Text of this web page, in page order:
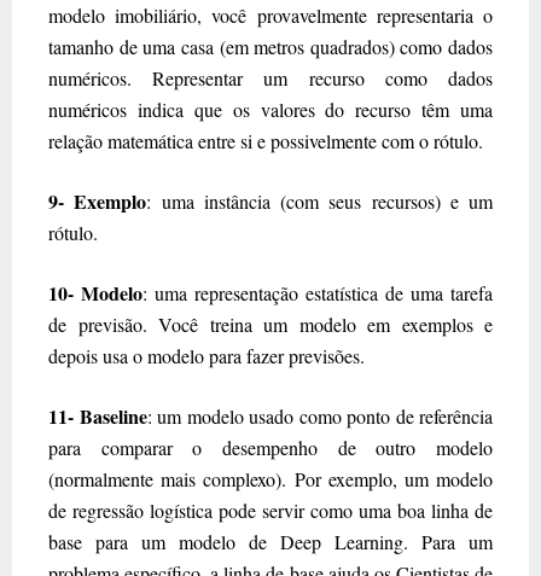
modelo imobiliário, você provavelmente representaria o
tamanho de uma casa (em metros quadrados) como dados
numéricos. Representar um recurso como dados
numéricos indica que os valores do recurso têm uma
relação matemática entre si e possivelmente com o rótulo.
9- Exemplo: uma instância (com seus recursos) e um
rótulo.
10- Modelo: uma representação estatística de uma tarefa
de previsão. Você treina um modelo em exemplos e
depois usa o modelo para fazer previsões.
11- Baseline: um modelo usado como ponto de referência
para comparar o desempenho de outro modelo
(normalmente mais complexo). Por exemplo, um modelo
de regressão logística pode servir como uma boa linha de
base para um modelo de Deep Learning. Para um